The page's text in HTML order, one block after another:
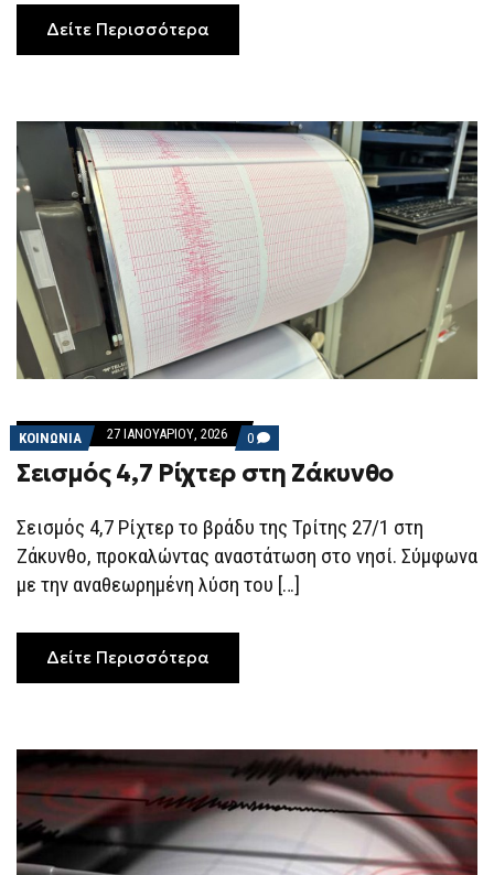
Δείτε Περισσότερα
ΚΟΙΝΩΝΙΑ 27 ΙΑΝΟΥΑΡΊΟΥ, 2026 0 COMMENTS
ON
ΣΕΙΣΜΌΣ
4,7
ΣΤΗ
ΖΆΚΥΝΘΟ
Σεισμός 4,7 Ρίχτερ στη Ζάκυνθο
Σεισμός 4,7 Ρίχτερ το βράδυ της Τρίτης 27/1 στη
Ζάκυνθο, προκαλώντας αναστάτωση στο νησί. Σύμφωνα
με την αναθεωρημένη λύση του […]
Δείτε Περισσότερα